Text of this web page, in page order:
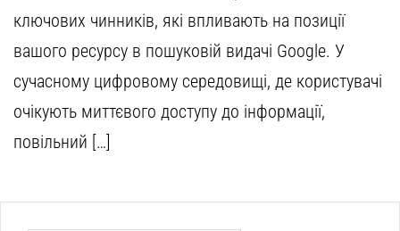
ключових чинників, які впливають на позиції
вашого ресурсу в пошуковій видачі Google. У
сучасному цифровому середовищі, де користувачі
очікують миттєвого доступу до інформації,
повільний […]